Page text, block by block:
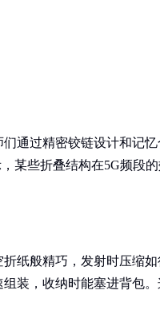
通过精密铰链设计和记
某些折叠结构在5G频段
纸般精巧，发射时压缩
装，收纳时能塞进背包